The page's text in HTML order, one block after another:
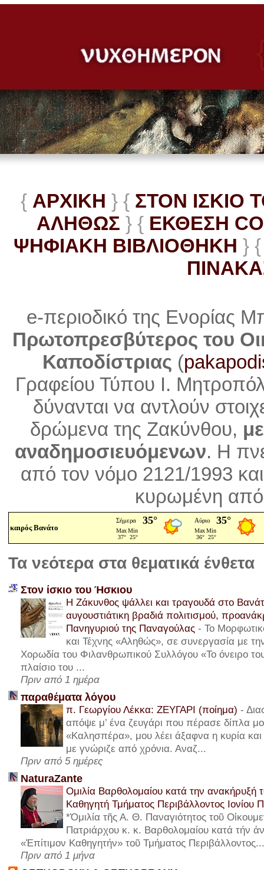
{ ΑΡΧΙΚΗ } { ΣΤΟΝ ΙΣΚΙΟ
ΑΛΗΘΩΣ } { ΕΚΘΕΣΗ
ΨΗΦΙΑΚΗ ΒΙΒΛΙΟΘΗΚΗ } {
e-περιοδικό της Ενορίας
Πρωτοπρεσβύτερος του
Καποδίστριας (
Γραφείου Τύπου Ι.
δύνανται να αντλούν
δρώμενα της Ζακύνθου,
αναδημοσιευόμενων. Η
από τον νόμο 2121/1993
κυρωμένη
καιρός Βανάτο
Τα νεότερα στα θεματικά ένθετα
Στον ίσκιο του Ήσκιου
Η Ζάκυνθος ψάλλει και τραγουδά στο
αυγουστιάτικη βραδιά πολιτισμού,
Πανηγυριού της Παναγούλας - Το
και Τέχνης «Αληθώς», σε συνεργασία με
Χορωδία του Φιλανθρωπικού Συλλόγου «Το όνειρο
πλαίσιο του ...
Πριν από 1 ημέρα
παραθέματα λόγου
π. Γεωργίου Λέκκα: ΖΕΥΓΑΡΙ (ποίημα) -
απόψε μ’ ένα ζευγάρι που πέρασε δίπλα
«Καλησπέρα», μου λέει άξαφνα η κυρία και
με γνώριζε από χρόνια. Αναζ...
Πριν από 5 ημέρες
NaturaZante
Ομιλία Βαρθολομαίου κατά την ανακήρυξή
Καθηγητή Τμήματος Περιβάλλοντος Ιονίου
*Ὁμιλία τῆς Α. Θ. Παναγιότητος τοῦ
Πατριάρχου κ. κ. Βαρθολομαίου κατά τήν
«Ἐπίτιμον Καθηγητήν» τοῦ Τμήματος Περιβάλλοντος...
Πριν από 1 μήνα